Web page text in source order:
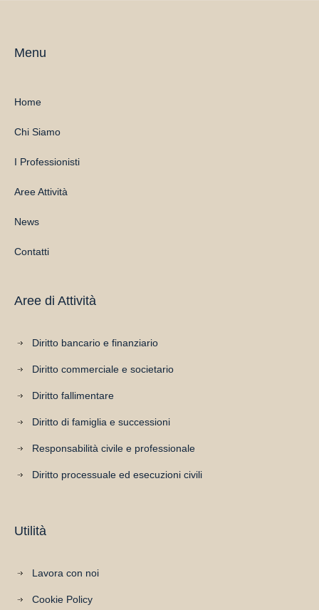
Menu
Home
Chi Siamo
I Professionisti
Aree Attività
News
Contatti
Aree di Attività
Diritto bancario e finanziario
Diritto commerciale e societario
Diritto fallimentare
Diritto di famiglia e successioni
Responsabilità civile e professionale
Diritto processuale ed esecuzioni civili
Utilità
Lavora con noi
Cookie Policy